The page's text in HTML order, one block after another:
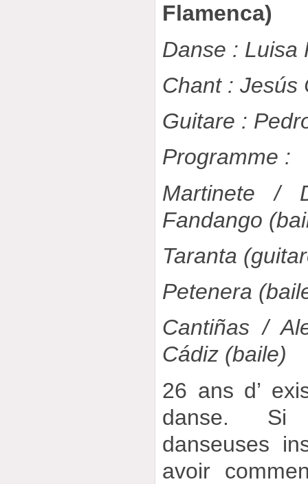
Flamenca)
Danse : Luisa
Chant : Jesús
Guitare :
Programme :
Martinete /
Fandango
Taranta
Petenera
Cantiñas /
Cádiz (baile)
26 ans d’
danse. Si
danseuses
avoir